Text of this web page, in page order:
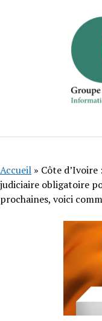
Accueil » Côte
judiciaire obligatoire
prochaines, voici